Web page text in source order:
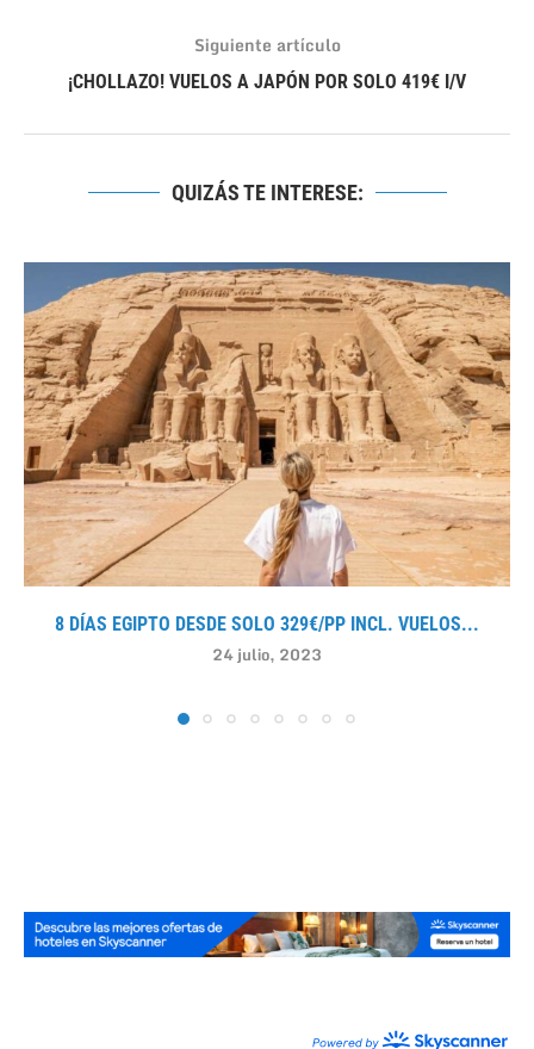
Siguiente artículo
¡CHOLLAZO! VUELOS A JAPÓN POR SOLO 419€ I/V
QUIZÁS TE INTERESE:
8 DÍAS EGIPTO DESDE SOLO 329€/PP INCL. VUELOS...
24 julio, 2023